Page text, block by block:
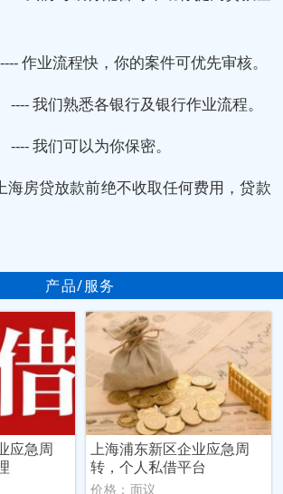
作业流程快，你的案件可优先审核。
---- 我们熟悉各银行及银行作业流程。
---- 我们可以为你保密。
海房贷放款前绝不收取任何费用，贷款
产品/服务
应急周
上海浦东新区企业应急周
转，个人私借平台
价格：面议